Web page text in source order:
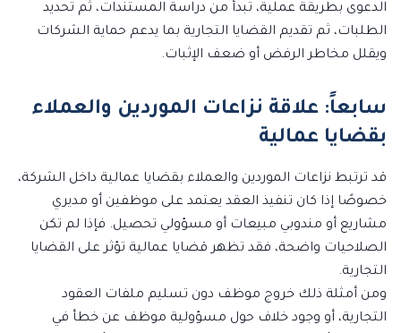
الدعوى بطريقة عملية، تبدأ من دراسة المستندات، ثم تحديد
الطلبات، ثم تقديم القضايا التجارية بما يدعم حماية الشركات
ويقلل مخاطر الرفض أو ضعف الإثبات.
سابعاً: علاقة نزاعات الموردين والعملاء
بقضايا عمالية
قد ترتبط نزاعات الموردين والعملاء بقضايا عمالية داخل الشركة،
خصوصًا إذا كان تنفيذ العقد يعتمد على موظفين أو مديري
مشاريع أو مندوبي مبيعات أو مسؤولي تحصيل. فإذا لم تكن
الصلاحيات واضحة، فقد تظهر قضايا عمالية تؤثر على القضايا
التجارية.
ومن أمثلة ذلك خروج موظف دون تسليم ملفات العقود
التجارية، أو وجود خلاف حول مسؤولية موظف عن خطأ في